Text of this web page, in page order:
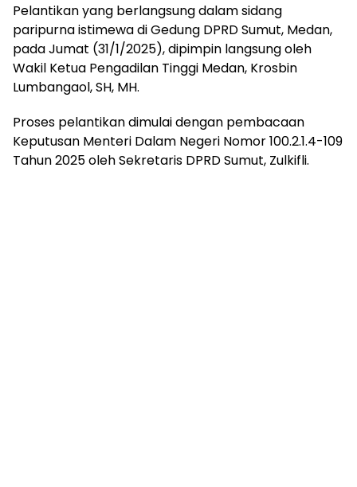
Pelantikan yang berlangsung dalam sidang
paripurna istimewa di Gedung DPRD Sumut, Medan,
pada Jumat (31/1/2025), dipimpin langsung oleh
Wakil Ketua Pengadilan Tinggi Medan, Krosbin
Lumbangaol, SH, MH.
Proses pelantikan dimulai dengan pembacaan
Keputusan Menteri Dalam Negeri Nomor 100.2.1.4-109
Tahun 2025 oleh Sekretaris DPRD Sumut, Zulkifli.